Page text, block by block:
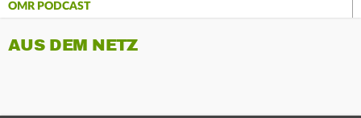
OMR PODCAST
AUS DEM NETZ